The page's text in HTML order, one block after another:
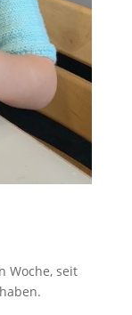
Woche, seit
.